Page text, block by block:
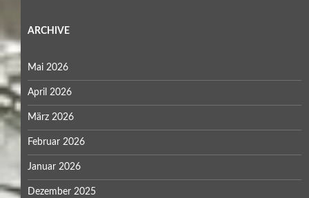
ARCHIVE
Mai 2026
April 2026
März 2026
Februar 2026
Januar 2026
Dezember 2025